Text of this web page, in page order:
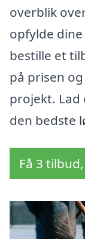
overblik
opfylde
bestille et
på prisen
projekt.
den bedste
Få 3